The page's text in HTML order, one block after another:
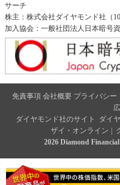
サーチ
株主：株式会社ダイヤモンド社（
加入協会：一般社団法人日本暗号
免責事項 会社概要 プライバシー
ダイヤモンド社のサイト
ダイ
ザイ・オンライン
2026 Diamond